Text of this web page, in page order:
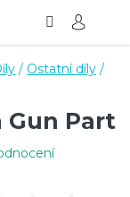
/ Ostatní díly /
Gun Part